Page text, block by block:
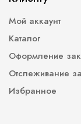
Мой аккаунт
Каталог
Оформление
Отслеживание
Избранное